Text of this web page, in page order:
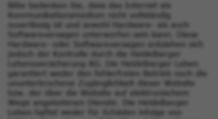
Bitte bedenken Sie, dass das Internet als
Kommunikationsmedium nicht vollständig
zuverlässig ist und sowohl Hardware- als auch
Softwareversagen unterworfen sein kann. Diese
Hardware- oder Softwareversagen entziehen sich
jedoch der Kontrolle durch die Heidelberger
Lebensversicherung AG. Die Heidelberger Leben
garantiert weder den fehlerfreien Betrieb noch die
ununterbrochene Zugänglichkeit dieser Website
bzw. der über die Website auf elektronischem
Wege angebotenen Dienste. Die Heidelberger
Leben haftet weder für Schäden infolge von